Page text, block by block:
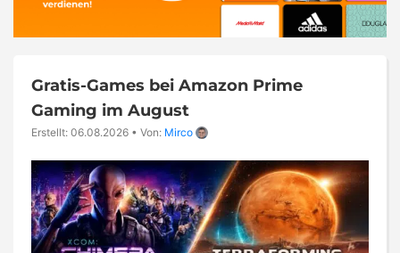
Gratis-Games bei Amazon Prime
Gaming im August
Erstellt: 06.08.2026 • Von: Mirco